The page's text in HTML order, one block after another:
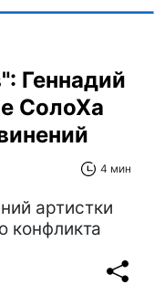
Геннадий
СолоХа
4 мин
артистки
конфликта